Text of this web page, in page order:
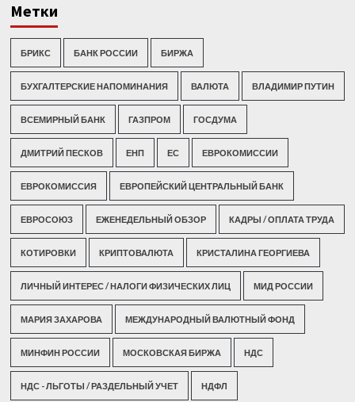
Метки
БРИКС БАНК РОССИИ БИРЖА
БУХГАЛТЕРСКИЕ НАПОМИНАНИЯ ВАЛЮТА ВЛАДИМИР ПУТИН
ВСЕМИРНЫЙ БАНК ГАЗПРОМ ГОСДУМА
ДМИТРИЙ ПЕСКОВ ЕНП ЕС ЕВРОКОМИССИИ
ЕВРОКОМИССИЯ ЕВРОПЕЙСКИЙ ЦЕНТРАЛЬНЫЙ БАНК
ЕВРОСОЮЗ ЕЖЕНЕДЕЛЬНЫЙ ОБЗОР КАДРЫ / ОПЛАТА ТРУДА
КОТИРОВКИ КРИПТОВАЛЮТА КРИСТАЛИНА ГЕОРГИЕВА
ЛИЧНЫЙ ИНТЕРЕС / НАЛОГИ ФИЗИЧЕСКИХ ЛИЦ МИД РОССИИ
МАРИЯ ЗАХАРОВА МЕЖДУНАРОДНЫЙ ВАЛЮТНЫЙ ФОНД
МИНФИН РОССИИ МОСКОВСКАЯ БИРЖА НДС
НДС - ЛЬГОТЫ / РАЗДЕЛЬНЫЙ УЧЕТ НДФЛ